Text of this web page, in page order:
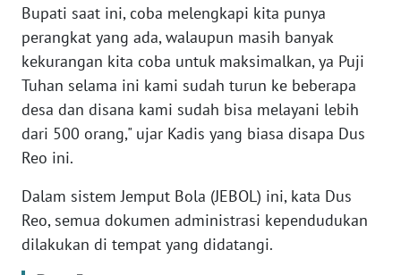
Bupati saat ini, coba melengkapi kita punya
perangkat yang ada, walaupun masih banyak
kekurangan kita coba untuk maksimalkan, ya Puji
Tuhan selama ini kami sudah turun ke beberapa
desa dan disana kami sudah bisa melayani lebih
dari 500 orang," ujar Kadis yang biasa disapa Dus
Reo ini.
Dalam sistem Jemput Bola (JEBOL) ini, kata Dus
Reo, semua dokumen administrasi kependudukan
dilakukan di tempat yang didatangi.
Regional
WN
SUMUT
WN
JAKARTA
WN
JABAR